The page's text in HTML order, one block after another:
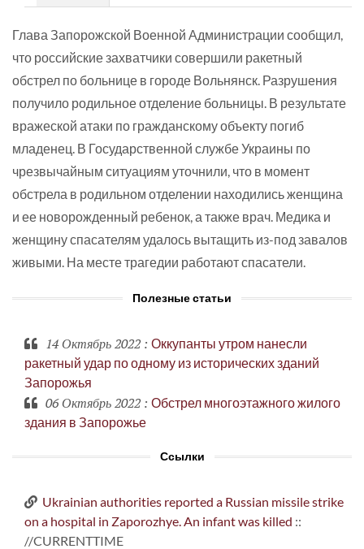
Глава Запорожской Военной Администрации сообщил,
что российские захватчики совершили ракетный
обстрел по больнице в городе Вольнянск. Разрушения
получило родильное отделение больницы. В результате
вражеской атаки по гражданскому объекту погиб
младенец. В Государственной службе Украины по
чрезвычайным ситуациям уточнили, что в момент
обстрела в родильном отделении находились женщина
и ее новорожденный ребенок, а также врач. Медика и
женщину спасателям удалось вытащить из-под завалов
живыми. На месте трагедии работают спасатели.
Полезные статьи
14 Октябрь 2022: Оккупанты утром нанесли
ракетный удар по одному из исторических зданий
Запорожья
06 Октябрь 2022: Обстрел многоэтажного жилого
здания в Запорожье
Ссылки
Ukrainian authorities reported a Russian missile strike
on a hospital in Zaporozhye. An infant was killed ::
//CURRENTTIME